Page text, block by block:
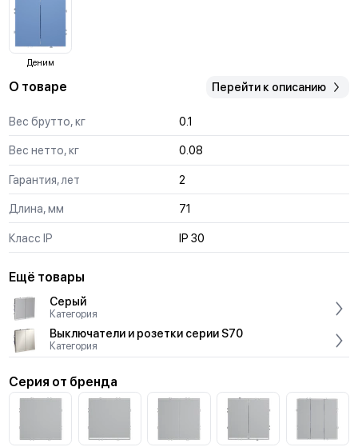
Деним
О товаре Перейти к описанию
Вес брутто, кг 0.1
Вес нетто, кг 0.08
Гарантия, лет 2
Длина, мм 71
Класс IP IP 30
Ещё товары
Серый
Категория
Выключатели и розетки серии S70
Категория
Серия от бренда